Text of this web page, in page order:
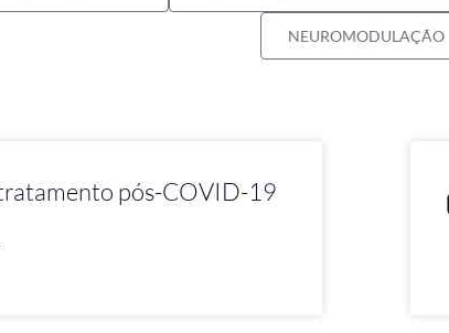
NEUROMODULAÇÃO
pós-COVID-19